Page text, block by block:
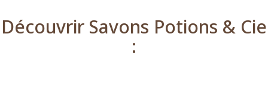
Découvrir Savons Potions & Cie
: